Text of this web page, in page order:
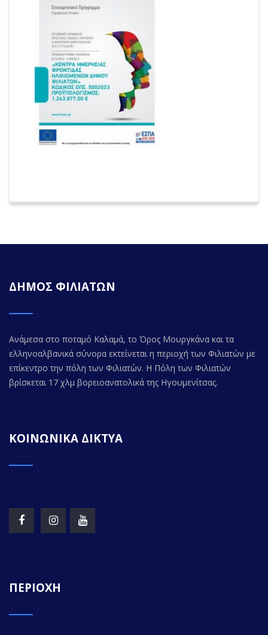
ΔΗΜΟΣ ΦΙΛΙΑΤΩΝ
Ανάμεσα στο ποταμό Καλαμά, το Όρος Μουργκάνα και τα
ελληνοαλβανικά σύνορα εκτείνεται η περιοχή των Φιλιατών με
επίκεντρο την πόλη των Φιλιατών. Η Πόλη των Φιλιατών
βρίσκεται 17 χλμ βορειοανατολικά της Ηγουμενίτσας.
ΚΟΙΝΩΝΙΚΑ ΔΙΚΤΥΑ
ΠΕΡΙΟΧΗ